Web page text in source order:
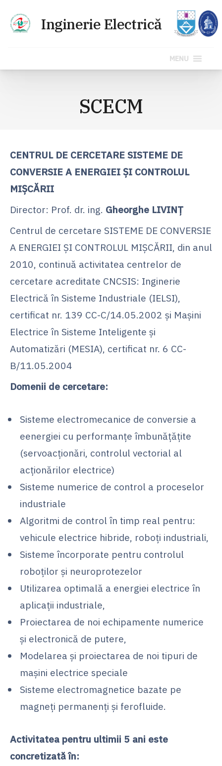
MENU
SCECM
CENTRUL DE CERCETARE SISTEME DE
CONVERSIE A ENERGIEI ŞI CONTROLUL
MIŞCĂRII
Director: Prof. dr. ing. Gheorghe LIVINŢ
Centrul de cercetare SISTEME DE CONVERSIE
A ENERGIEI ŞI CONTROLUL MIŞCĂRII, din anul
2010, continuă activitatea centrelor de
cercetare acreditate CNCSIS: Inginerie
Electrică în Sisteme Industriale (IELSI),
certificat nr. 139 CC-C/14.05.2002 şi Maşini
Electrice în Sisteme Inteligente şi
Automatizări (MESIA), certificat nr. 6 CC-
B/11.05.2004
Domenii de cercetare:
Sisteme electromecanice de conversie a
eenergiei cu performanţe îmbunăţăţite
(servoacţionări, controlul vectorial al
acţionărilor electrice)
Sisteme numerice de control a proceselor
industriale
Algoritmi de control în timp real pentru:
vehicule electrice hibride, roboţi industriali,
Sisteme încorporate pentru controlul
roboţilor şi neuroprotezelor
Utilizarea optimală a energiei electrice în
aplicaţii industriale,
Proiectarea de noi echipamente numerice
şi electronică de putere,
Modelarea şi proiectarea de noi tipuri de
maşini electrice speciale
Sisteme electromagnetice bazate pe
magneţi permanenţi şi ferofluide.
Activitatea pentru ultimii 5 ani este
concretizată în: